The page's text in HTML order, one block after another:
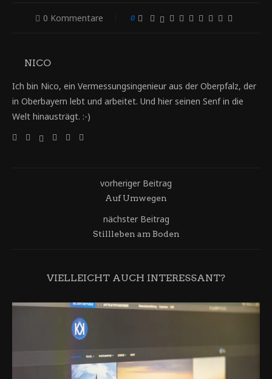
0 Kommentare 0
NICO
Ich bin Nico, ein Vermessungsingenieur aus der Oberpfalz, der
in Oberbayern lebt und arbeitet. Und hier seinen Senf in die
Welt hinausträgt. :-)
vorheriger Beitrag
Auf Umwegen
nächster Beitrag
Stillleben am Boden
VIELLEICHT AUCH INTERESSANT?